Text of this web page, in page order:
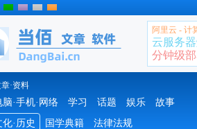
阿里云 - 计
云服务
分钟级
·资料
脑·手机·网络 学习 话题 娱乐
故事
化·历史
国学典籍 法律法规